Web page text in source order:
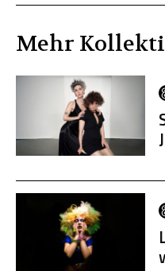
Mehr